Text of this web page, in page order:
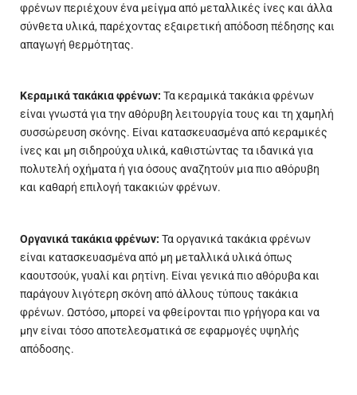
φρένων περιέχουν ένα μείγμα από μεταλλικές ίνες και άλλα
σύνθετα υλικά, παρέχοντας εξαιρετική απόδοση πέδησης και
απαγωγή θερμότητας.
Κεραμικά τακάκια φρένων: Τα κεραμικά τακάκια φρένων
είναι γνωστά για την αθόρυβη λειτουργία τους και τη χαμηλή
συσσώρευση σκόνης. Είναι κατασκευασμένα από κεραμικές
ίνες και μη σιδηρούχα υλικά, καθιστώντας τα ιδανικά για
πολυτελή οχήματα ή για όσους αναζητούν μια πιο αθόρυβη
και καθαρή επιλογή τακακιών φρένων.
Οργανικά τακάκια φρένων: Τα οργανικά τακάκια φρένων
είναι κατασκευασμένα από μη μεταλλικά υλικά όπως
καουτσούκ, γυαλί και ρητίνη. Είναι γενικά πιο αθόρυβα και
παράγουν λιγότερη σκόνη από άλλους τύπους τακάκια
φρένων. Ωστόσο, μπορεί να φθείρονται πιο γρήγορα και να
μην είναι τόσο αποτελεσματικά σε εφαρμογές υψηλής
απόδοσης.